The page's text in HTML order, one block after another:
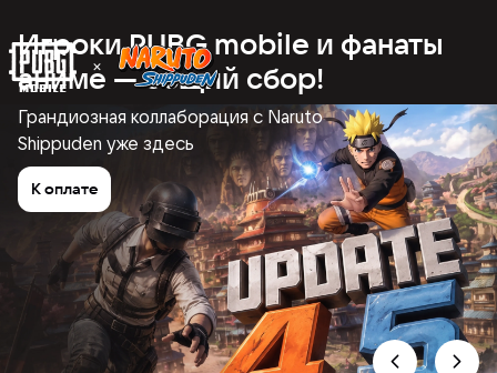
Игроки PUBG mobile и фанаты
аниме — общий сбор!
Грандиозная коллаборация с Naruto
Shippuden уже здесь
К оплате